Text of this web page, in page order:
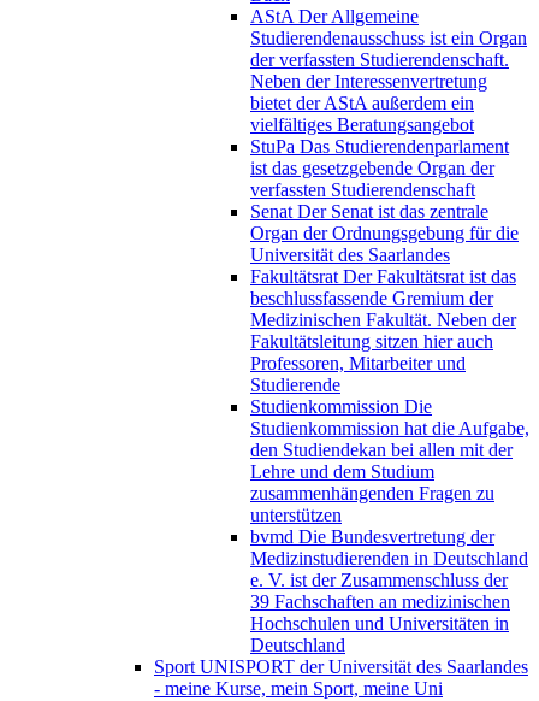
AStA Der Allgemeine
Studierendenausschuss ist ein Organ
der verfassten Studierendenschaft.
Neben der Interessenvertretung
bietet der AStA außerdem ein
vielfältiges Beratungsangebot
StuPa Das Studierendenparlament
ist das gesetzgebende Organ der
verfassten Studierendenschaft
Senat Der Senat ist das zentrale
Organ der Ordnungsgebung für die
Universität des Saarlandes
Fakultätsrat Der Fakultätsrat ist das
beschlussfassende Gremium der
Medizinischen Fakultät. Neben der
Fakultätsleitung sitzen hier auch
Professoren, Mitarbeiter und
Studierende
Studienkommission Die
Studienkommission hat die Aufgabe,
den Studiendekan bei allen mit der
Lehre und dem Studium
zusammenhängenden Fragen zu
unterstützen
bvmd Die Bundesvertretung der
Medizinstudierenden in Deutschland
e. V. ist der Zusammenschluss der
39 Fachschaften an medizinischen
Hochschulen und Universitäten in
Deutschland
Sport UNISPORT der Universität des Saarlandes
- meine Kurse, mein Sport, meine Uni